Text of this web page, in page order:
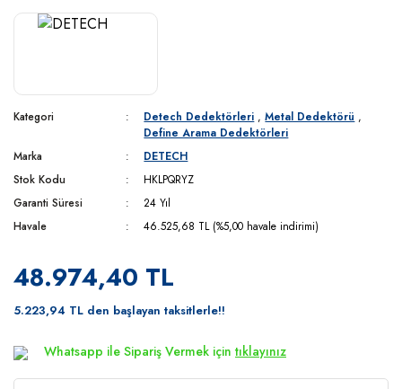
Kategori Detech Dedektörleri ,Metal Dedektörü ,
Define Arama Dedektörleri
Marka
DETECH
Stok Kodu
HKLPQRYZ
Garanti Süresi
24 Yıl
Havale
46.525,68 TL (%5,00 havale indirimi)
48.974,40 TL
5.223,94 TL den başlayan taksitlerle!!
Whatsapp ile Sipariş Vermek için tıklayınız